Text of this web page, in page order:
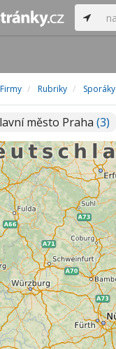
Firmy Rubriky Sporáky
město Praha (3)